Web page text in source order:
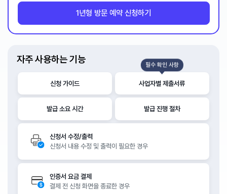
1년형 방문 예약 신청하기
자주 사용하는 기능
신청 가이드
필수 확인 사항
사업자별 제출서류
발급 소요 시간 발급 진행 절차
신청서 수정/출력
신청서 내용 수정 및 출력이 필요한 경우
인증서 요금 결제
결제 전 신청 화면을 종료한 경우